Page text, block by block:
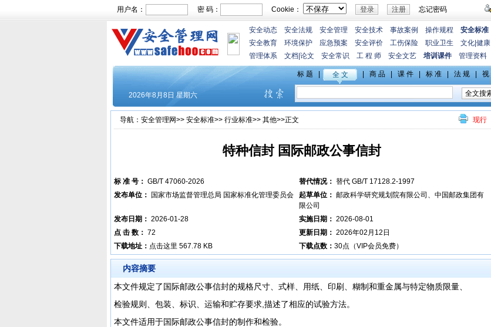
用户名： 密 码： Cookie： 忘记密码
安全动态 安全法规 安全管理 安全技术 事故案例 操作规程
安全标准
安全教育
环境保护 应急预案 安全评价 工伤保险 职业卫生 文化 健康
管理体系
文档 论文 安全常识 工 程 师 安全文艺 培训课件 管理资料
现行
导航： 安全管理网>> 安全标准>> 行业标准>> 其他>>正文
特种信封 国际邮政公事信封
标 准 号： GB/T 47060-2026 替代情况： 替代 GB/T 17128.2-1997
发布单位： 国家市场监督管理总局 国家标准化管理委员会 起草单位： 邮政科学研究规划院有限公司、中国邮政集团有
限公司
发布日期： 2026-01-28 实施日期： 2026-08-01
点 击 数： 72 更新日期： 2026年02月12日
下载地址： 点击这里 567.78 KB 下载点数： 30点（VIP会员免费）
内容摘要
本文件规定了国际邮政公事信封的规格尺寸、式样、用纸、印刷、糊制和重金属与特定物质限量、
检验规则、包装、标识、运输和贮存要求,描述了相应的试验方法。
本文件适用于国际邮政公事信封的制作和检验。